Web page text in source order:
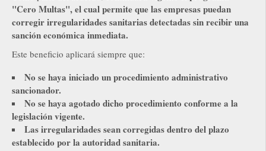
"Cero Multas", el cual permite que las empresas puedan
corregir irregularidades sanitarias detectadas sin recibir una
sanción económica inmediata.
Este beneficio aplicará siempre que:
No se haya iniciado un procedimiento administrativo
sancionador.
No se haya agotado dicho procedimiento conforme a la
legislación vigente.
Las irregularidades sean corregidas dentro del plazo
establecido por la autoridad sanitaria.